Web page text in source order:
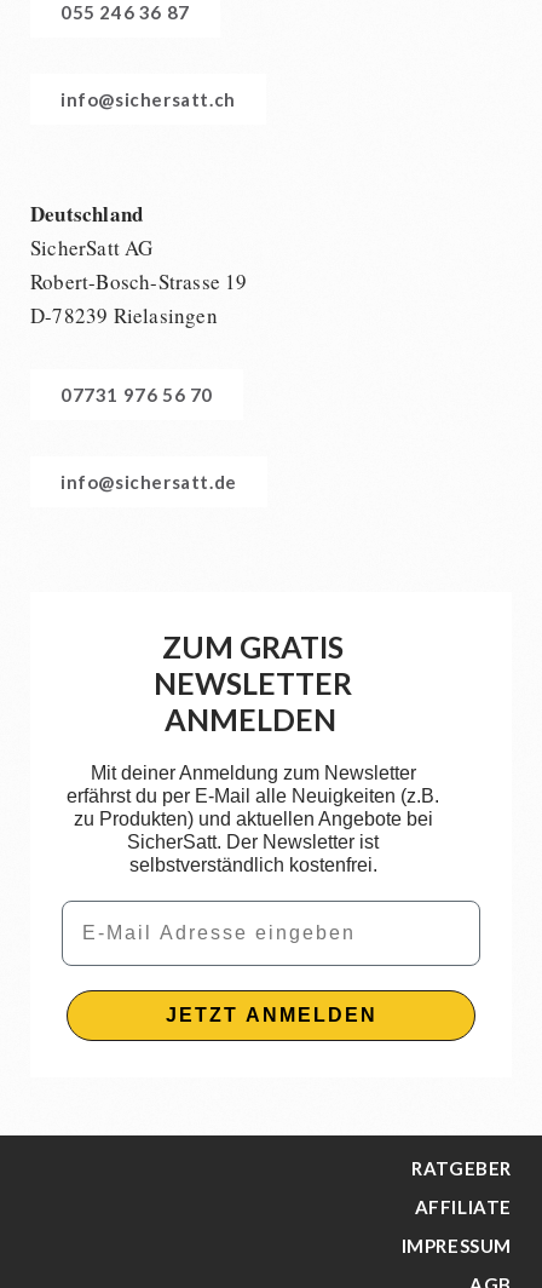
055 246 36 87
info@sichersatt.ch
Deutschland
SicherSatt AG
Robert-Bosch-Strasse 19
D-78239 Rielasingen
07731 976 56 70
info@sichersatt.de
ZUM GRATIS
NEWSLETTER
ANMELDEN
Mit deiner Anmeldung zum Newsletter
erfährst du per E-Mail alle Neuigkeiten (z.B.
zu Produkten) und aktuellen Angebote bei
SicherSatt. Der Newsletter ist
selbstverständlich kostenfrei.
Email
JETZT ANMELDEN
RATGEBER
AFFILIATE
IMPRESSUM